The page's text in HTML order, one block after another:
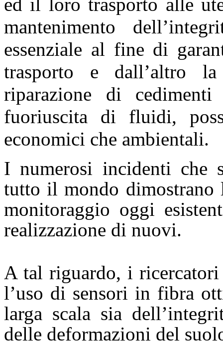
ed il loro trasporto alle
mantenimento
essenziale al fine di
trasporto e dall’altro
riparazione di
fuoriuscita di fluidi,
economici che ambientali.
I numerosi incidenti che
tutto il mondo dimostrano
monitoraggio oggi
realizzazione di nuovi.
A tal riguardo, i
l’uso di sensori in fibra
larga scala sia
delle deformazioni del